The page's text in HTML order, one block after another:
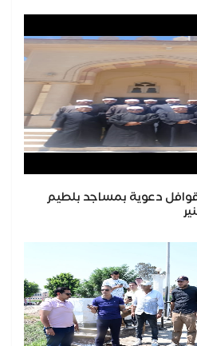
دعوية بمساجد بلطيم